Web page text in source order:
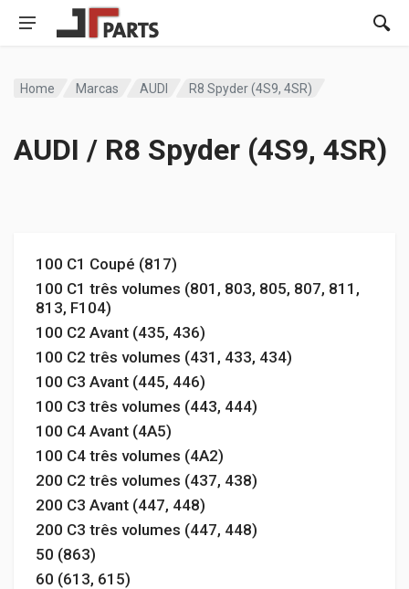
Home Marcas AUDI R8 Spyder (4S9, 4SR)
AUDI / R8 Spyder (4S9, 4SR)
100 C1 Coupé (817)
100 C1 três volumes (801, 803, 805, 807, 811,
813, F104)
100 C2 Avant (435, 436)
100 C2 três volumes (431, 433, 434)
100 C3 Avant (445, 446)
100 C3 três volumes (443, 444)
100 C4 Avant (4A5)
100 C4 três volumes (4A2)
200 C2 três volumes (437, 438)
200 C3 Avant (447, 448)
200 C3 três volumes (447, 448)
50 (863)
60 (613, 615)